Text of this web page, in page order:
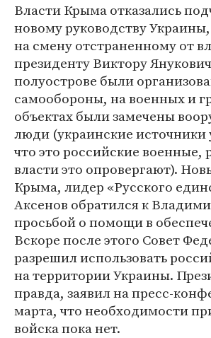
Власти Крыма отказались
новому руководству
на смену отстраненному от
президенту Виктору
полуострове были
самообороны, на военных и
объектах были замечены
люди (украинские источники
что это российские военные,
власти это опровергают).
Крыма, лидер «Русского
Аксенов обратился к
просьбой о помощи в
Вскоре после этого Совет
разрешил использовать
на территории Украины.
правда, заявил на пресс-
марта, что необходимости
войска пока нет.